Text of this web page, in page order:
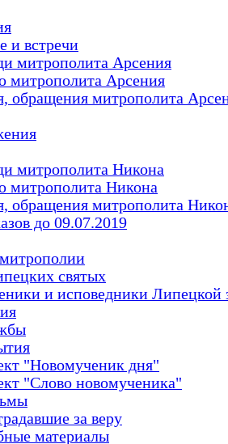
и встречи
митрополита Арсения
митрополита Арсения
обращения митрополита
митрополита Никона
митрополита Никона
обращения митрополита
до 09.07.2019
святых
и исповедники Липецкой
"Новомученик дня"
"Слово новомученика"
за веру
материалы